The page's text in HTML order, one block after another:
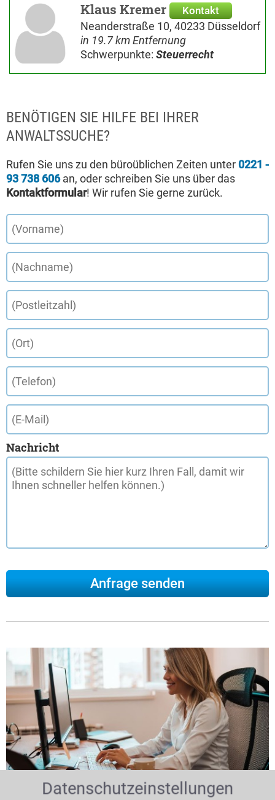
Klaus Kremer Kontakt
Neanderstraße 10, 40233 Düsseldorf
in 19.7 km Entfernung
Schwerpunkte: Steuerrecht
BENÖTIGEN SIE HILFE BEI IHRER
ANWALTSSUCHE?
Rufen Sie uns zu den büroüblichen Zeiten unter 0221 -
93 738 606an, oder schreiben Sie uns über das
Kontaktformular! Wir rufen Sie gerne zurück.
Nachricht
Datenschutzeinstellungen